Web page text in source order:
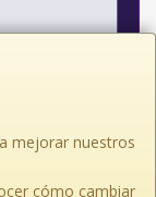
mejorar nuestros
cómo cambiar